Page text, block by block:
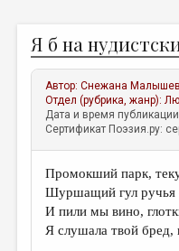
ЖАНРЫ
АВТОРЫ
КОММЕНТАРИИ
ЛИТСАЛОН
НОВОСТИ
ПРАВИЛА САЙТА
Я б на
Автор:Снежана
Отдел (рубрика, жанр):
Дата и время
Сертификат Поэзия.ру:
Промокший парк,
Шуршащий гул ручья
И пили мы вино,
Я слушала твой бред,